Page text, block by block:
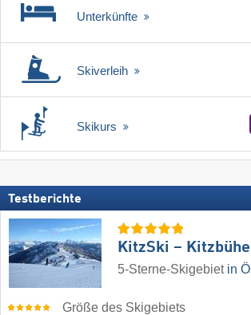
Unterkünfte
Skiverleih
Skikurs
Testberichte
KitzSki –
5-Sterne-Skigebiet in
Größe des Skigebiets